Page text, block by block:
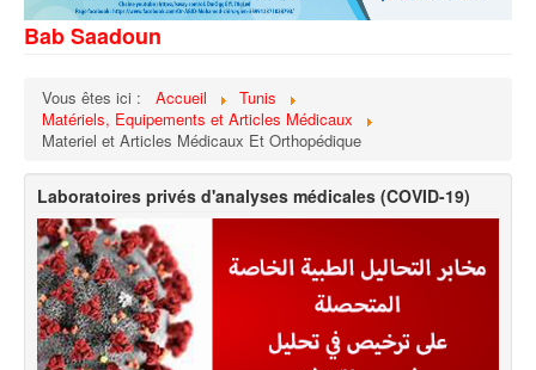
Bab Saadoun
Vous êtes ici : Accueil
Tunis
Matériels, Equipements et Articles Médicaux
Materiel et Articles Médicaux Et Orthopédique
Laboratoires privés d'analyses médicales (COVID-19)